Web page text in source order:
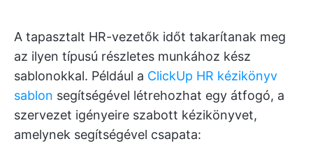
A tapasztalt HR-vezetők időt takarítanak meg
az ilyen típusú részletes munkához kész
sablonokkal. Például a ClickUp HR kézikönyv
sablon segítségével létrehozhat egy átfogó, a
szervezet igényeire szabott kézikönyvet,
amelynek segítségével csapata: